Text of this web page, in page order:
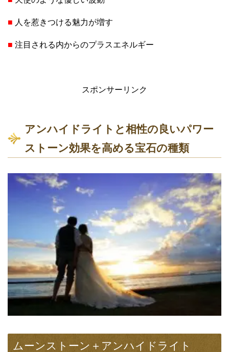
■ 人を惹きつける魅力が増す
■ 注目される内からのプラスエネルギー
スポンサーリンク
アンハイドライトと相性の良いパワー
ストーン効果を高める宝石の種類
ムーンストーン＋アンハイドライト